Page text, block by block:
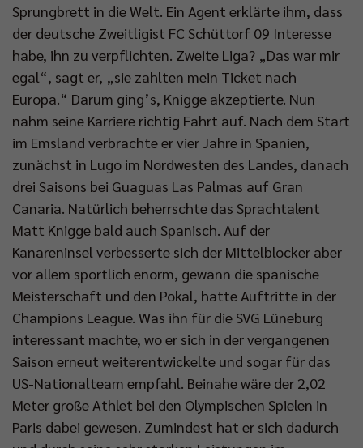
Sprungbrett in die Welt. Ein Agent erklärte ihm, dass
der deutsche Zweitligist FC Schüttorf 09 Interesse
habe, ihn zu verpflichten. Zweite Liga? „Das war mir
egal“, sagt er, „sie zahlten mein Ticket nach
Europa.“ Darum ging’s, Knigge akzeptierte. Nun
nahm seine Karriere richtig Fahrt auf. Nach dem Start
im Emsland verbrachte er vier Jahre in Spanien,
zunächst in Lugo im Nordwesten des Landes, danach
drei Saisons bei Guaguas Las Palmas auf Gran
Canaria. Natürlich beherrschte das Sprachtalent
Matt Knigge bald auch Spanisch. Auf der
Kanareninsel verbesserte sich der Mittelblocker aber
vor allem sportlich enorm, gewann die spanische
Meisterschaft und den Pokal, hatte Auftritte in der
Champions League. Was ihn für die SVG Lüneburg
interessant machte, wo er sich in der vergangenen
Saison erneut weiterentwickelte und sogar für das
US-Nationalteam empfahl. Beinahe wäre der 2,02
Meter große Athlet bei den Olympischen Spielen in
Paris dabei gewesen. Zumindest hat er sich dadurch